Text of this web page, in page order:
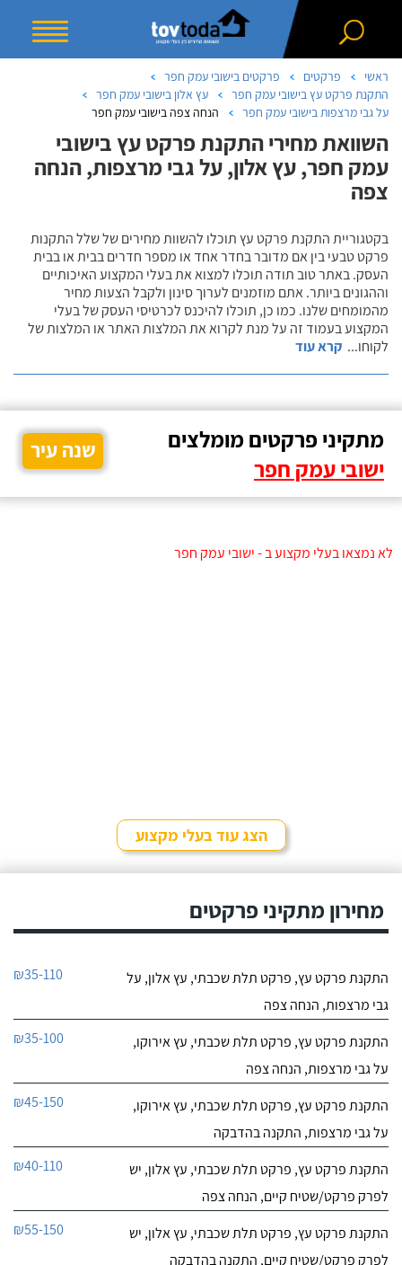
ראשי פרקטים
פרקטים בישובי עמק חפר
התקנת פרקט עץ בישובי עמק חפר
עץ אלון בישובי עמק חפר
על גבי מרצפות בישובי עמק חפר
הנחה צפה בישובי עמק חפר
השוואת מחירי התקנת פרקט עץ בישובי
עמק חפר, עץ אלון, על גבי מרצפות, הנחה
צפה
בקטגוריית התקנת פרקט עץ תוכלו להשוות מחירים של שלל התקנות
פרקט טבעי בין אם מדובר בחדר אחד או מספר חדרים בבית או בבית
העסק. באתר טוב תודה תוכלו למצוא את בעלי המקצוע האיכותיים
וההגונים ביותר. אתם מוזמנים לערוך סינון ולקבל הצעות מחיר
מהמומחים שלנו. כמו כן, תוכלו להיכנס לכרטיסי העסק של בעלי
המקצוע בעמוד זה על מנת לקרוא את המלצות האתר או המלצות של
לקוחו... קרא עוד
מתקיני פרקטים מומלצים
ישובי עמק חפר
שנה עיר
לא נמצאו בעלי מקצוע ב - ישובי עמק חפר
הצג עוד בעלי מקצוע
מחירון מתקיני פרקטים
התקנת פרקט עץ, פרקט תלת שכבתי, עץ אלון, על
גבי מרצפות, הנחה צפה
₪35-110
התקנת פרקט עץ, פרקט תלת שכבתי, עץ אירוקו,
על גבי מרצפות, הנחה צפה
₪35-100
התקנת פרקט עץ, פרקט תלת שכבתי, עץ אירוקו,
על גבי מרצפות, התקנה בהדבקה
₪45-150
התקנת פרקט עץ, פרקט תלת שכבתי, עץ אלון, יש
לפרק פרקט/שטיח קיים, הנחה צפה
₪40-110
התקנת פרקט עץ, פרקט תלת שכבתי, עץ אלון, יש
לפרק פרקט/שטיח קיים, התקנה בהדבקה
₪55-150